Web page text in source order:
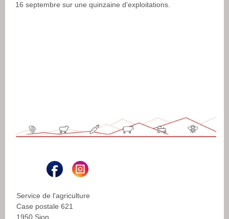
16 septembre sur une quinzaine d’exploitations.
Service de l'agriculture
Case postale 621
1950 Sion